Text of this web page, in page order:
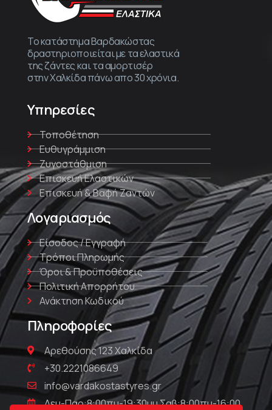
Το κατάστημα Βαρδακώστας
δραστηριοποιείται με τα ελαστικά
της ζάντες και τα αμορτισέρ
στην Χαλκίδα πάνω απο 30 χρόνια.
Υπηρεσίες
Τοποθέτηση
Ευθυγράμμιση
Ζυγοστάθμιση
Επισκευή Ελαστικών
Επισκευή & Βαφή Ζαντών
Λογαριασμός
Είσοδος / Εγγραφή
Τρόποι Πληρωμής
Όροι & Προϋποθέσεις
Πολιτική Απορρήτου
Ανάκτηση Κωδικού
Πληροφορίες
Αρεθούσης 123 Χαλκίδα
+30.2221086649
info@vardakostastyres.gr
Δευ-Παρ:8:00πμ-19:30μμ Σαβ:8:00πμ-16:00